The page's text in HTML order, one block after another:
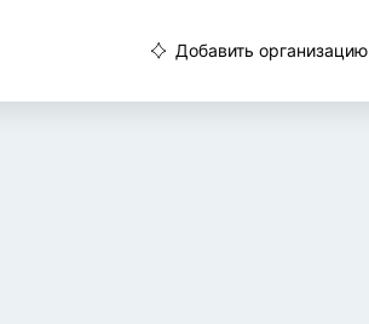
Добавить организацию